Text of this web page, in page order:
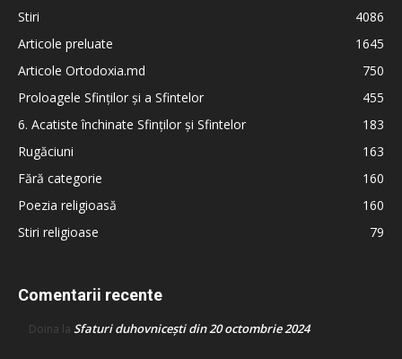
Stiri
4086
Articole preluate
1645
Articole Ortodoxia.md
750
Proloagele Sfinților și a Sfintelor
455
6. Acatiste închinate Sfinților și Sfintelor
183
Rugăciuni
163
Fără categorie
160
Poezia religioasă
160
Stiri religioase
79
Comentarii recente
Doina la Sfaturi duhovnicești din 20 octombrie 2024